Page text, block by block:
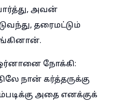
அவன்
தரைமட்டும்
நோக்கி:
நான் கர்த்தருக்கு
அதை எனக்குக்